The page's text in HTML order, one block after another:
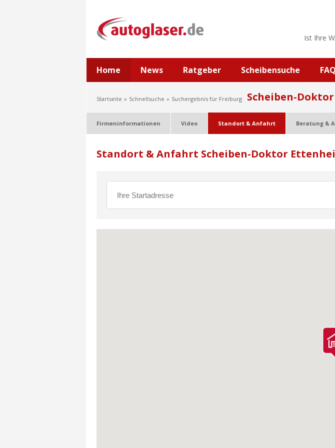
Ist Ihre
Home News Ratgeber Scheibensuche FAQ
Startseite Schnellsuche Suchergebnis für Freiburg Scheiben-
Firmeninformationen Video Standort & Anfahrt Beratung &
Standort & Anfahrt Scheiben-Doktor